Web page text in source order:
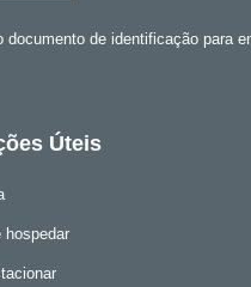
documento de identificação para
Úteis
hospedar